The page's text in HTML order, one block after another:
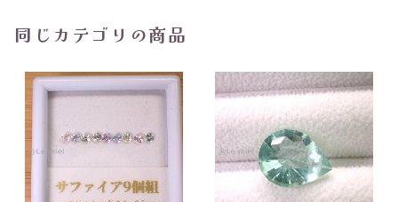
同じカテゴリの商品